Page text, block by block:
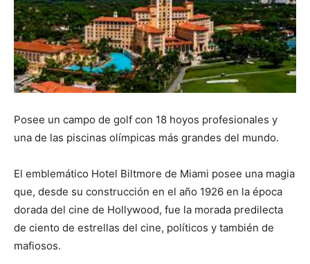
Posee un campo de golf con 18 hoyos profesionales y
una de las piscinas olímpicas más grandes del mundo.
El emblemático Hotel Biltmore de Miami posee una magia
que, desde su construcción en el año 1926 en la época
dorada del cine de Hollywood, fue la morada predilecta
de ciento de estrellas del cine, políticos y también de
mafiosos.